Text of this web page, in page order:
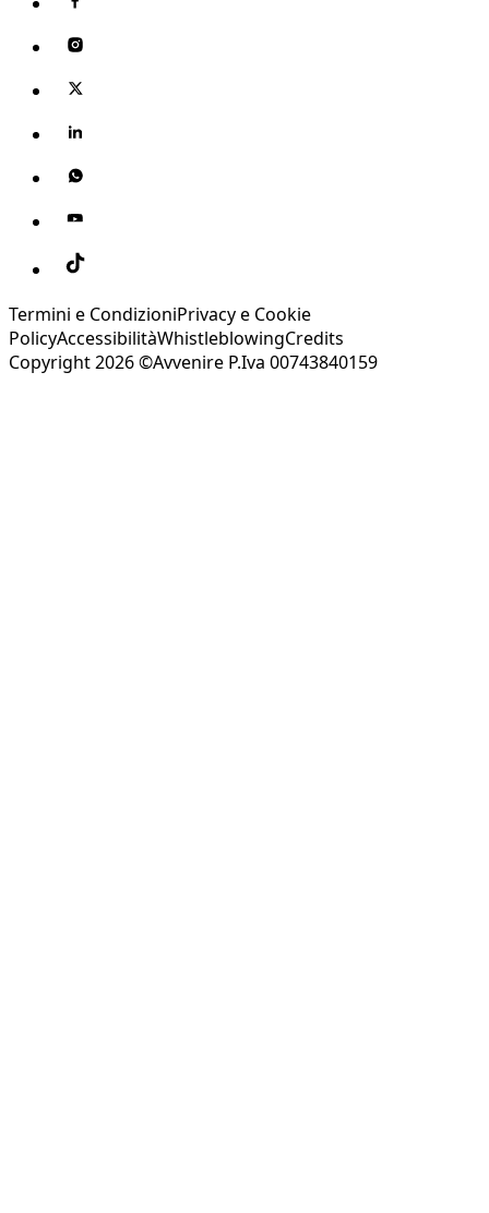
Termini e CondizioniPrivacy e Cookie
PolicyAccessibilitàWhistleblowingCredits
Copyright 2026 ©Avvenire P.Iva 00743840159